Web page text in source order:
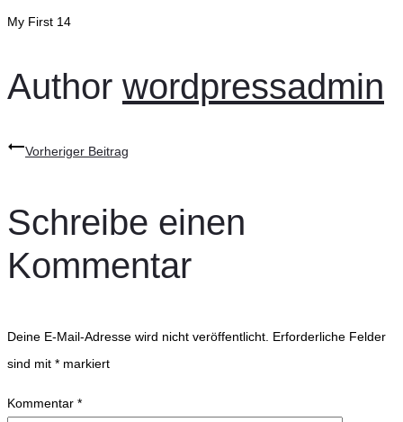
My First 14
Author wordpressadmin
Beitragsnavigation
Vorheriger Beitrag
Schreibe einen
Kommentar
Deine E-Mail-Adresse wird nicht veröffentlicht. Erforderliche Felder
sind mit * markiert
Kommentar *